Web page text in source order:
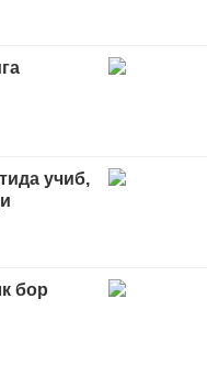
учиб,
бор